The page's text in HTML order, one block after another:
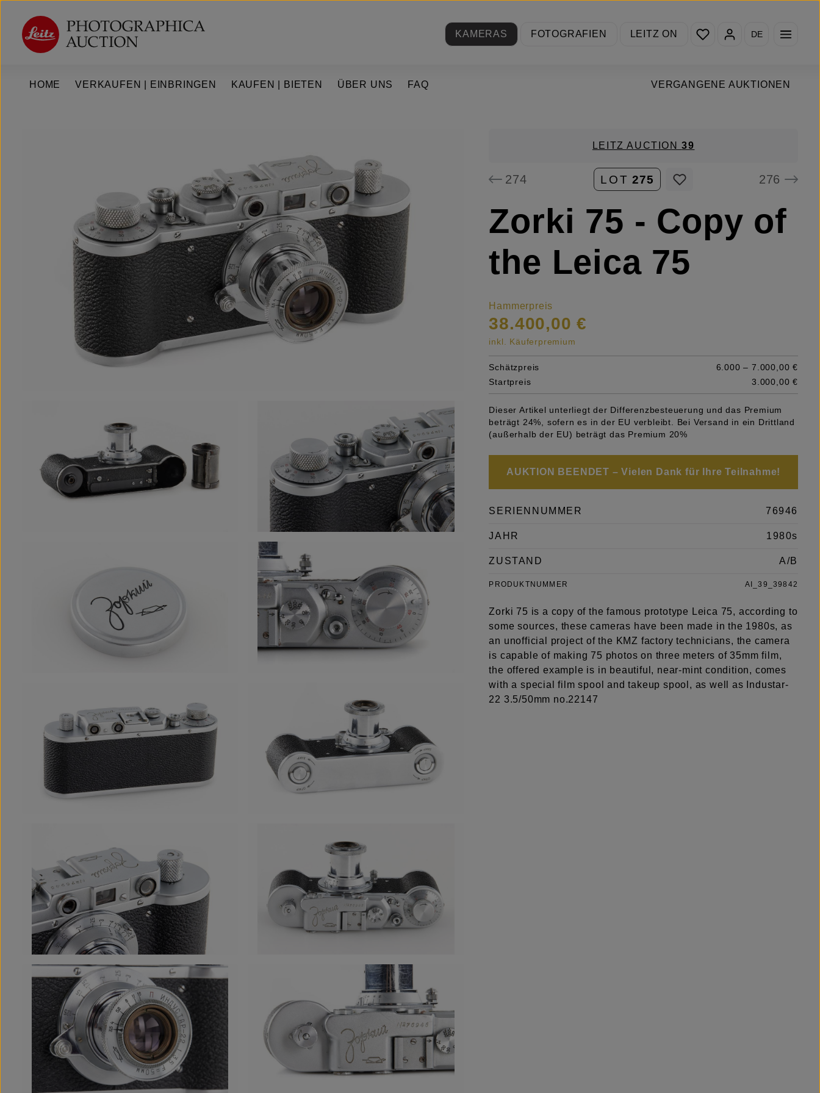
Hauptinhalt springen
Zur Hauptnavigation springen
KAMERAS
FOTOGRAFIEN LEITZ ON
Du hast 0 Produkte auf
DE
HOME VERGANGENE AUKTIONEN
VERKAUFEN | EINBRINGEN KAUFEN | BIETEN ÜBER UNS FAQ
LEITZ AUCTION39
274 LOT 275 276
Zorki 75 - Copy of
the Leica 75
Hammerpreis
38.400,00 €
inkl. Käuferpremium
Schätzpreis
6.000 – 7.000,00 €
Startpreis
3.000,00 €
Dieser Artikel unterliegt der Differenzbesteuerung und das Premium
beträgt 24%, sofern es in der EU verbleibt. Bei Versand in ein Drittland
(außerhalb der EU) beträgt das Premium 20%
AUKTION BEENDET – Vielen Dank für Ihre Teilnahme!
SERIENNUMMER 76946
JAHR 1980s
ZUSTAND A/B
PRODUKTNUMMER AI_39_39842
Zorki 75 is a copy of the famous prototype Leica 75, according to
some sources, these cameras have been made in the 1980s, as
an unofficial project of the KMZ factory technicians, the camera
is capable of making 75 photos on three meters of 35mm film,
the offered example is in beautiful, near-mint condition, comes
with a special film spool and takeup spool, as well as Industar-
22 3.5/50mm no.22147